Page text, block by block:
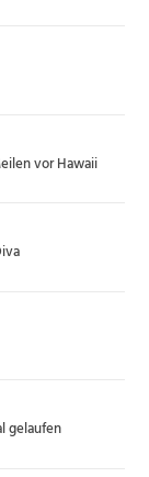
vor Hawaii
gelaufen